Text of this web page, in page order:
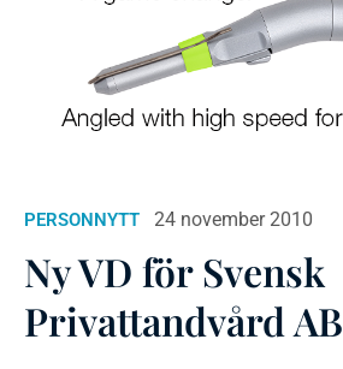
PERSONNYTT 24 november 2010
Ny VD för Svensk
Privattandvård AB